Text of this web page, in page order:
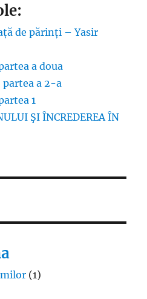
de părinți – Yasir
a doua
a 2-a
1
ŞI ÎNCREDEREA ÎN
(1)